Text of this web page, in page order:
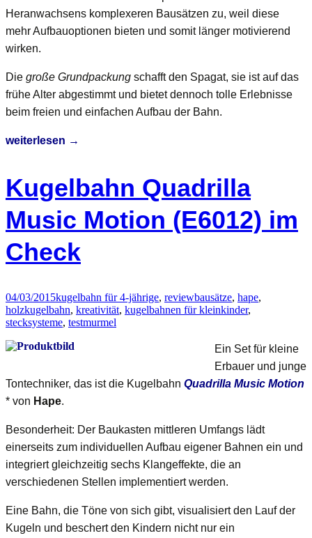
Heranwachsens komplexeren Bausätzen zu, weil diese
mehr Aufbauoptionen bieten und somit länger motivierend
wirken.
Die große Grundpackung schafft den Spagat, sie ist auf das
frühe Alter abgestimmt und bietet dennoch tolle Erlebnisse
beim freien und einfachen Aufbau der Bahn.
Meine
–
die
große
Grundpackung
von
weiterlesen →
Kugelbahn Quadrilla
Music Motion (E6012) im
Check
04/03/2015kugelbahn für 4-jährige, reviewbausätze, hape,
holzkugelbahn, kreativität, kugelbahnen für kleinkinder,
stecksysteme, testmurmel
Ein Set für kleine
Erbauer und junge
Tontechniker, das ist die Kugelbahn Quadrilla Music Motion
* von Hape.
Besonderheit: Der Baukasten mittleren Umfangs lädt
einerseits zum individuellen Aufbau eigener Bahnen ein und
integriert gleichzeitig sechs Klangeffekte, die an
verschiedenen Stellen implementiert werden.
Eine Bahn, die Töne von sich gibt, visualisiert den Lauf der
Kugeln und beschert den Kindern nicht nur ein